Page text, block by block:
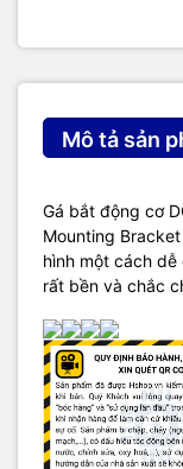
Mô tả sản
Gá bắt động cơ
Mounting
hình một cách
rất bền và chắc